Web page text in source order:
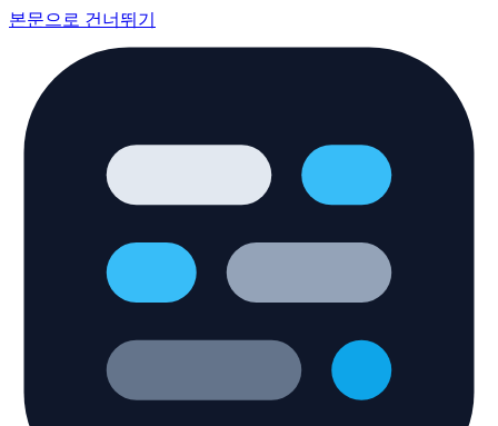
본문으로 건너뛰기